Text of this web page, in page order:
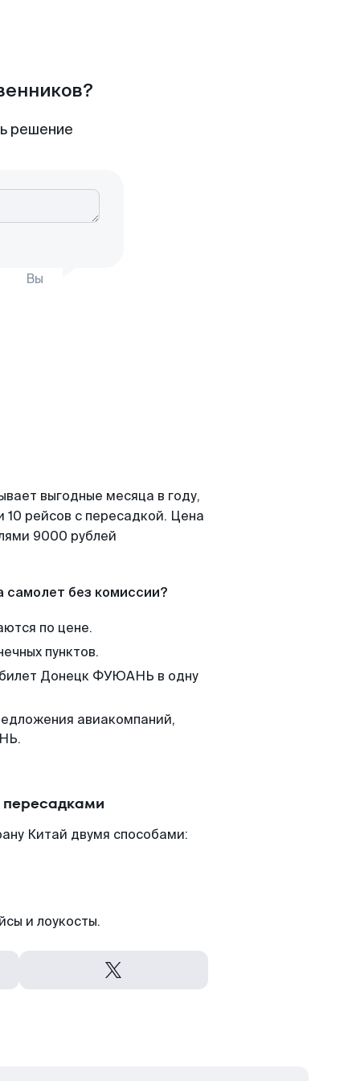
решение
Вы
выгодные месяца в году,
рейсов с пересадкой. Цена
9000 рублей
самолет без комиссии?
по цене.
пунктов.
билет Донецк ФУЮАНЬ в одну
авиакомпаний,
Китай двумя способами:
и лоукосты.